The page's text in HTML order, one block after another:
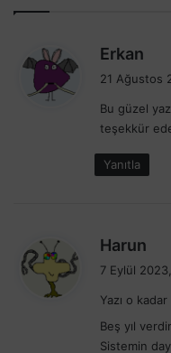
Erkan
i
k
i
:
21 Ağustos
Bu güzel
teşekkür
Yanıtla
Harun
i
k
7 Eylül
Yazı o
Beş yıl
Sistemin